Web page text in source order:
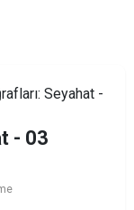
Seyahat -
- 03